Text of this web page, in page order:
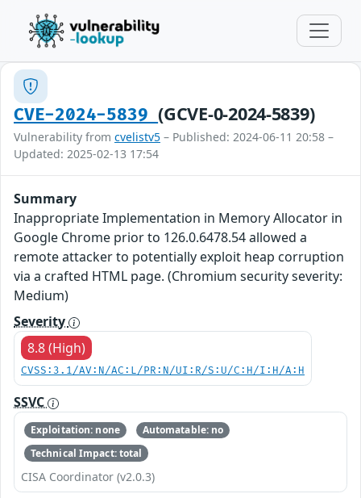
CVE-2024-5839(GCVE-0-2024-5839)
Vulnerability from cvelistv5 – Published: 2024-06-11 20:58 –
Updated: 2025-02-13 17:54
Summary
Inappropriate Implementation in Memory Allocator in
Google Chrome prior to 126.0.6478.54 allowed a
remote attacker to potentially exploit heap corruption
via a crafted HTML page. (Chromium security severity:
Medium)
Severity
8.8 (High)
CVSS:3.1/AV:N/AC:L/PR:N/UI:R/S:U/C:H/I:H/A:H
SSVC
Exploitation: none
Automatable: no
Technical Impact: total
CISA Coordinator (v2.0.3)